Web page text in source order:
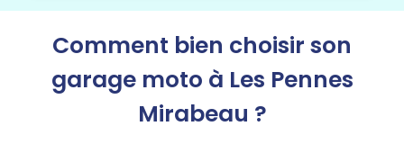
Comment bien choisir son
garage moto à Les Pennes
Mirabeau ?